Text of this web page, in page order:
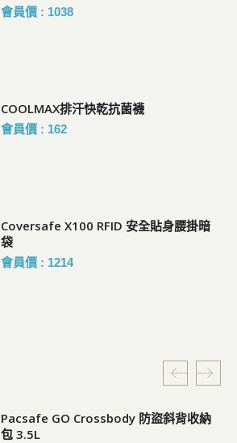
會員價 : 1038
COOLMAX排汗快乾抗菌襪
會員價 : 162
Coversafe X100 RFID 安全貼身腰掛暗
袋
會員價 : 1214
Pacsafe GO Crossbody 防盜斜背收納
包 3.5L